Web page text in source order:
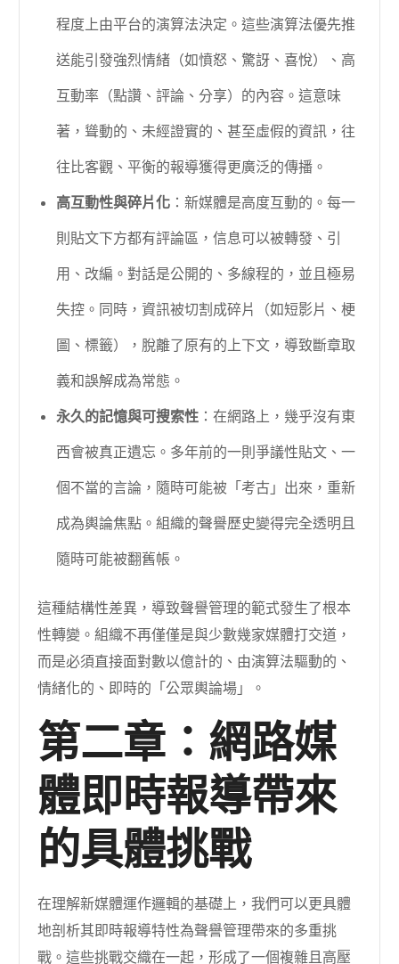
程度上由平台的演算法決定。這些演算法優先推
送能引發強烈情緒（如憤怒、驚訝、喜悅）、高
互動率（點讚、評論、分享）的內容。這意味
著，聳動的、未經證實的、甚至虛假的資訊，往
往比客觀、平衡的報導獲得更廣泛的傳播。
高互動性與碎片化 ：新媒體是高度互動的。每一
則貼文下方都有評論區，信息可以被轉發、引
用、改編。對話是公開的、多線程的，並且極易
失控。同時，資訊被切割成碎片（如短影片、梗
圖、標籤），脫離了原有的上下文，導致斷章取
義和誤解成為常態。
永久的記憶與可搜索性 ：在網路上，幾乎沒有東
西會被真正遺忘。多年前的一則爭議性貼文、一
個不當的言論，隨時可能被「考古」出來，重新
成為輿論焦點。組織的聲譽歷史變得完全透明且
隨時可能被翻舊帳。
這種結構性差異，導致聲譽管理的範式發生了根本
性轉變。組織不再僅僅是與少數幾家媒體打交道，
而是必須直接面對數以億計的、由演算法驅動的、
情緒化的、即時的「公眾輿論場」。
第二章：網路媒
體即時報導帶來
的具體挑戰
在理解新媒體運作邏輯的基礎上，我們可以更具體
地剖析其即時報導特性為聲譽管理帶來的多重挑
戰。這些挑戰交織在一起，形成了一個複雜且高壓